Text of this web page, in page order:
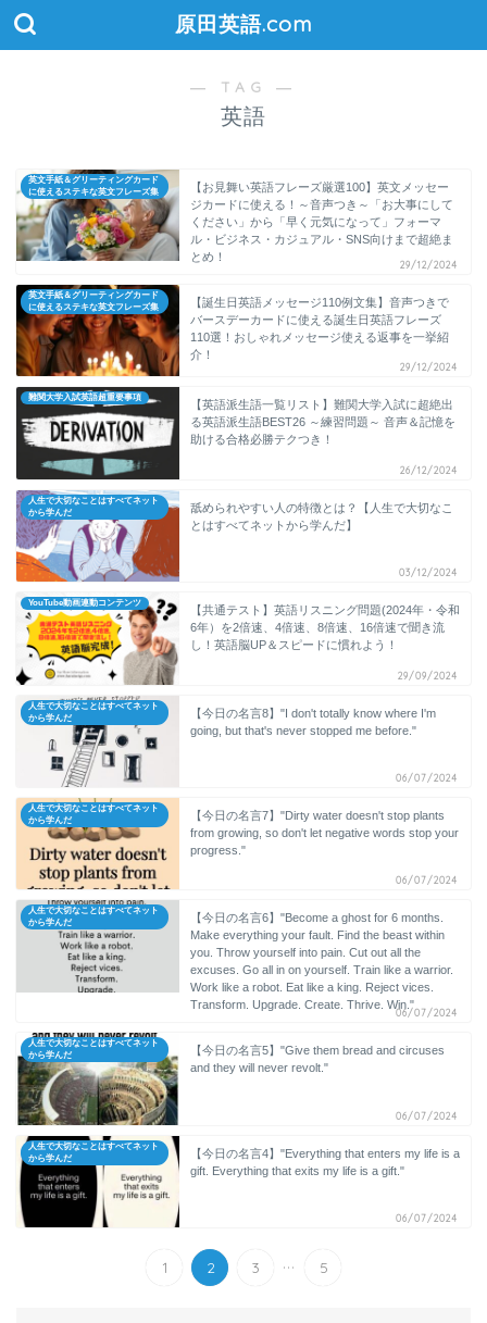
原田英語.com
― TAG ―
英語
英文手紙＆グリーティングカード
に使えるステキな英文フレーズ集
【お見舞い英語フレーズ厳選100】英文メッセー
ジカードに使える！～音声つき～「お大事にして
ください」から「早く元気になって」フォーマ
ル・ビジネス・カジュアル・SNS向けまで超絶ま
とめ！
29/12/2024
英文手紙＆グリーティングカード
に使えるステキな英文フレーズ集
【誕生日英語メッセージ110例文集】音声つきで
バースデーカードに使える誕生日英語フレーズ
110選！おしゃれメッセージ使える返事を一挙紹
介！
29/12/2024
難関大学入試英語超重要事項
【英語派生語一覧リスト】難関大学入試に超絶出
る英語派生語BEST26 ～練習問題～ 音声＆記憶を
助ける合格必勝テクつき！
26/12/2024
人生で大切なことはすべてネット
から学んだ
舐められやすい人の特徴とは？【人生で大切なこ
とはすべてネットから学んだ】
03/12/2024
YouTube動画連動コンテンツ
【共通テスト】英語リスニング問題(2024年・令和
6年）を2倍速、4倍速、8倍速、16倍速で聞き流
し！英語脳UP＆スピードに慣れよう！
29/09/2024
人生で大切なことはすべてネット
から学んだ
【今日の名言8】"I don't totally know where I'm
going, but that's never stopped me before."
06/07/2024
人生で大切なことはすべてネット
から学んだ
【今日の名言7】"Dirty water doesn't stop plants
from growing, so don't let negative words stop your
progress."
06/07/2024
人生で大切なことはすべてネット
から学んだ
【今日の名言6】"Become a ghost for 6 months.
Make everything your fault. Find the beast within
you. Throw yourself into pain. Cut out all the
excuses. Go all in on yourself. Train like a warrior.
Work like a robot. Eat like a king. Reject vices.
Transform. Upgrade. Create. Thrive. Win."
06/07/2024
人生で大切なことはすべてネット
から学んだ
【今日の名言5】"Give them bread and circuses
and they will never revolt."
06/07/2024
人生で大切なことはすべてネット
から学んだ
【今日の名言4】"Everything that enters my life is a
gift. Everything that exits my life is a gift."
06/07/2024
1 2 3 ... 5